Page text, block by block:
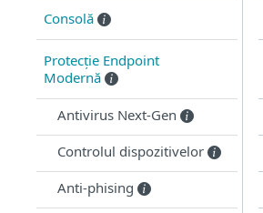
Consolă
Protecție Endpoint
Modernă
Antivirus Next-Gen
Controlul dispozitivelor
Anti-phising